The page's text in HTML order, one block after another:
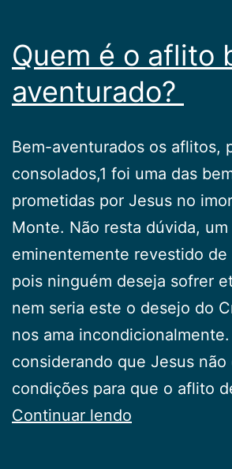
Quem é o aflito
aventurado?
Bem-aventurados os aflitos,
consolados,1 foi uma das
prometidas por Jesus no
Monte. Não resta dúvida,
eminentemente revestido de
pois ninguém deseja sofrer
nem seria este o desejo do
nos ama
considerando que Jesus não
condições para que o aflito
Continuar lendo